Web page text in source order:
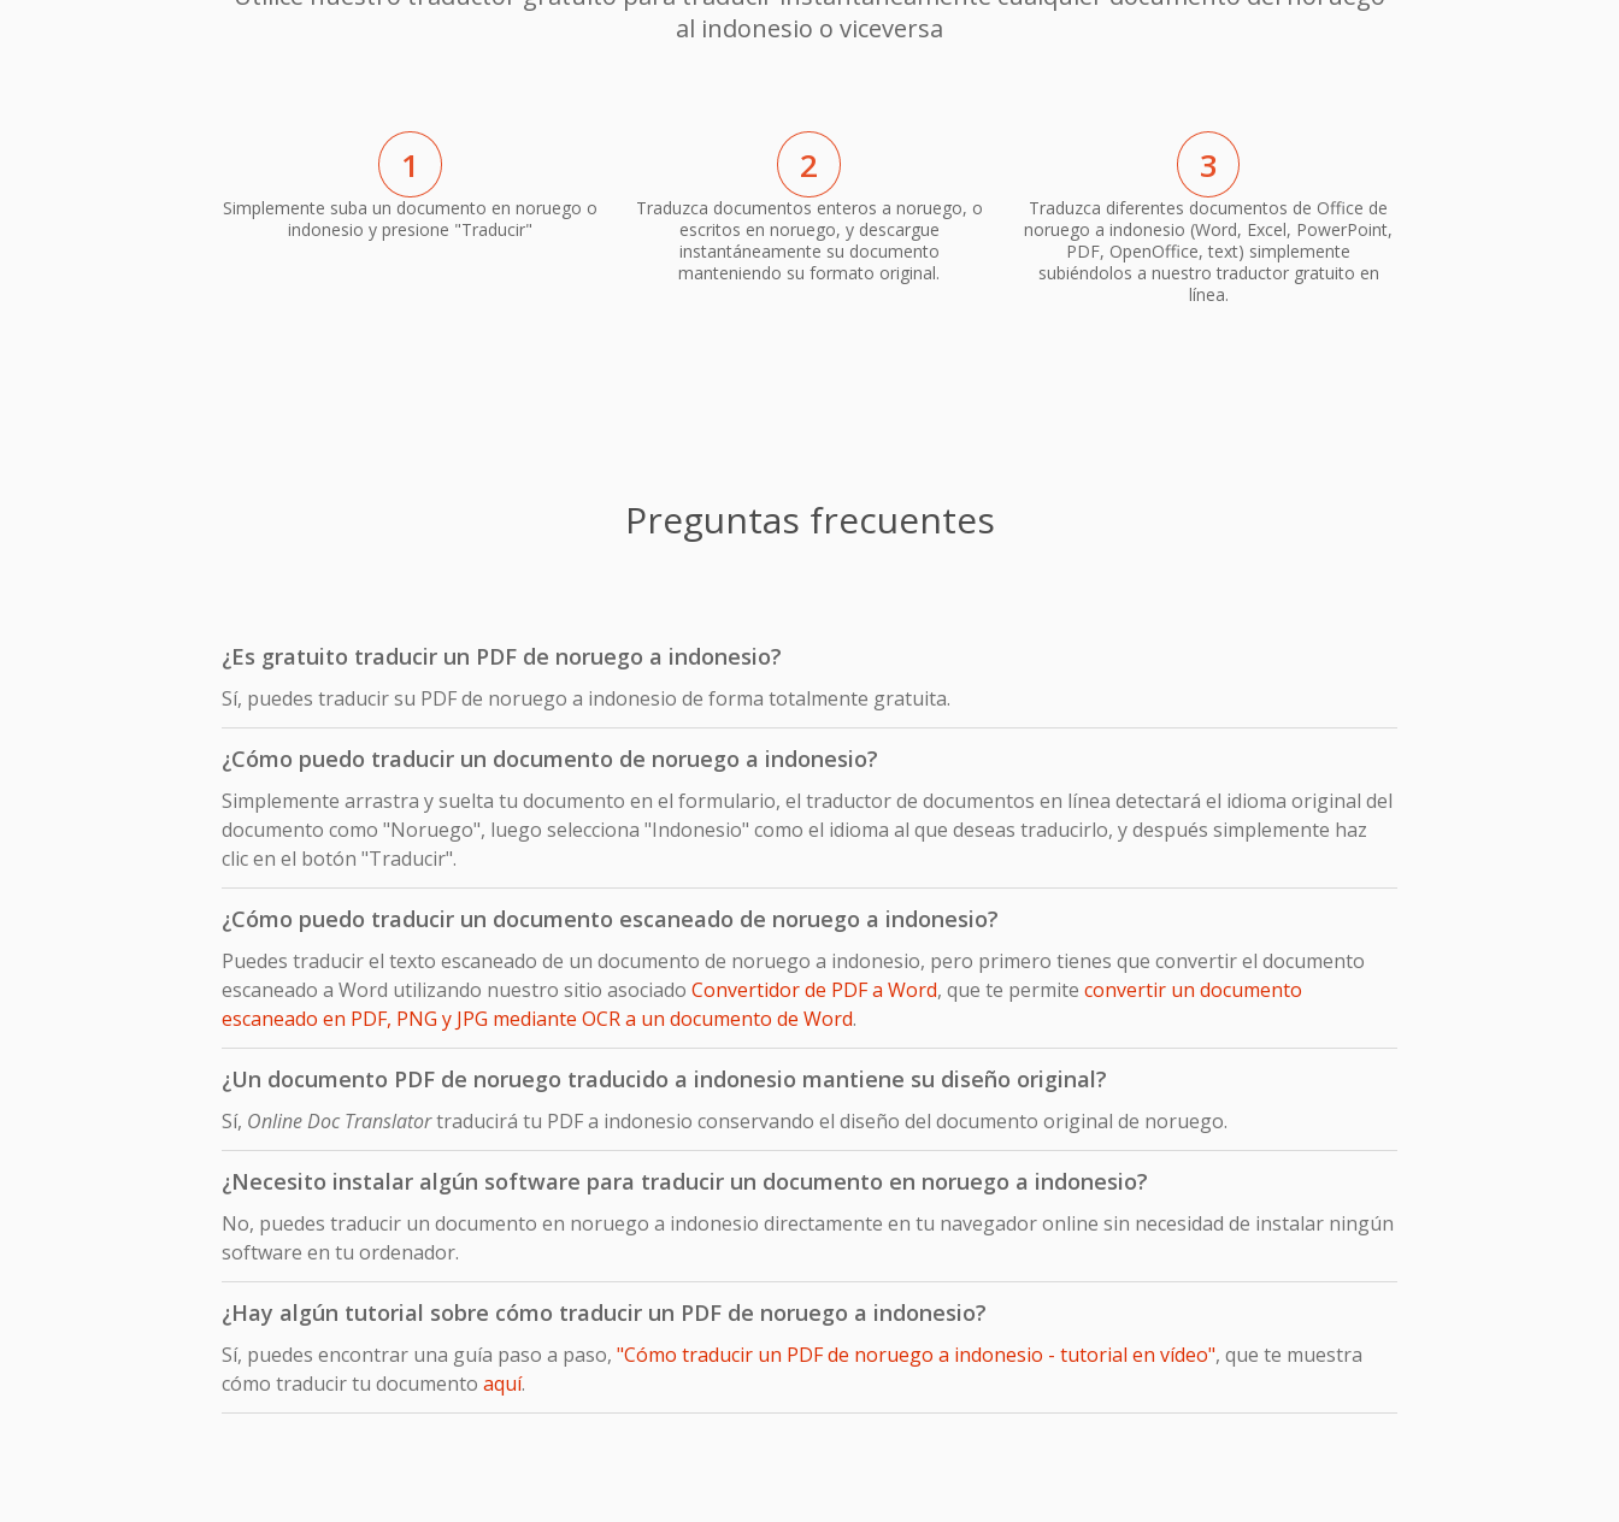
al indonesio o viceversa
1
Simplemente suba un documento en noruego o
indonesio y presione "Traducir"
2
Traduzca documentos enteros a noruego, o
escritos en noruego, y descargue
instantáneamente su documento
manteniendo su formato original.
3
Traduzca diferentes documentos de Office de
noruego a indonesio (Word, Excel, PowerPoint,
PDF, OpenOffice, text) simplemente
subiéndolos a nuestro traductor gratuito en
línea.
Preguntas frecuentes
¿Es gratuito traducir un PDF de noruego a indonesio?
Sí, puedes traducir su PDF de noruego a indonesio de forma totalmente gratuita.
¿Cómo puedo traducir un documento de noruego a indonesio?
Simplemente arrastra y suelta tu documento en el formulario, el traductor de documentos en línea detectará el idioma original del
documento como "Noruego", luego selecciona "Indonesio" como el idioma al que deseas traducirlo, y después simplemente haz
clic en el botón "Traducir".
¿Cómo puedo traducir un documento escaneado de noruego a indonesio?
Puedes traducir el texto escaneado de un documento de noruego a indonesio, pero primero tienes que convertir el documento
escaneado a Word utilizando nuestro sitio asociado Convertidor de PDF a Word, que te permite convertir un documento
escaneado en PDF, PNG y JPG mediante OCR a un documento de Word.
¿Un documento PDF de noruego traducido a indonesio mantiene su diseño original?
Sí, Online Doc Translatortraducirá tu PDF a indonesio conservando el diseño del documento original de noruego.
¿Necesito instalar algún software para traducir un documento en noruego a indonesio?
No, puedes traducir un documento en noruego a indonesio directamente en tu navegador online sin necesidad de instalar ningún
software en tu ordenador.
¿Hay algún tutorial sobre cómo traducir un PDF de noruego a indonesio?
Sí, puedes encontrar una guía paso a paso, "Cómo traducir un PDF de noruego a indonesio - tutorial en vídeo", que te muestra
cómo traducir tu documento aquí.